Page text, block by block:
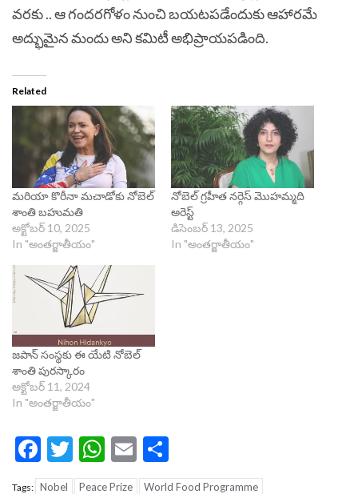
వ‌ర‌కు .. ఆ గంద‌ర‌గోళం నుంచి బ‌య‌ట‌ప‌డేందుకు ఆహార‌మే
అద్భుమైన మందు అని క‌మిటీ అభిప్రాయ‌ప‌డింది.
Related
మరియా కొరీనా మచాడోకు నోబెల్‌
శాంతి బహుమతి
అక్టోబర్ 10, 2025
In "అంతర్జాతీయం"
నోబెల్‌ గ్రహీత నర్గెస్‌ మొహమ్మది
అరెస్ట్‌
డిసెంబర్ 13, 2025
In "అంతర్జాతీయం"
జ‌పాన్ సంస్థ‌కు ఈ యేటి నోబెల్
శాంతి పుర‌స్కారం
అక్టోబర్ 11, 2024
In "అంతర్జాతీయం"
Facebook
Twitter
WhatsApp
Email
Tags: Nobel Peace Prize World Food Programme